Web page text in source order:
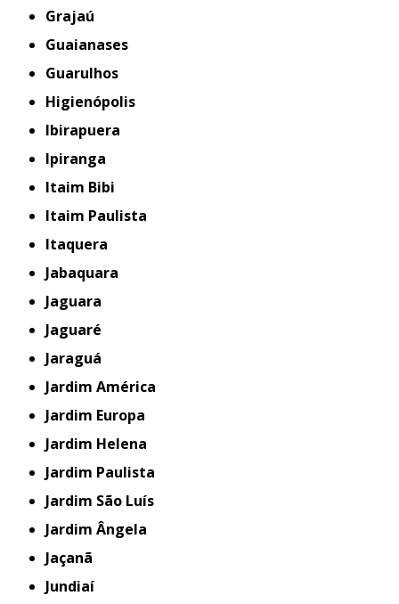
Grajaú
Guaianases
Guarulhos
Higienópolis
Ibirapuera
Ipiranga
Itaim Bibi
Itaim Paulista
Itaquera
Jabaquara
Jaguara
Jaguaré
Jaraguá
Jardim América
Jardim Europa
Jardim Helena
Jardim Paulista
Jardim São Luís
Jardim Ângela
Jaçanã
Jundiaí